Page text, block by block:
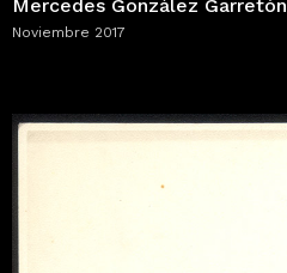
Mercedes González Garretón
Noviembre 2017